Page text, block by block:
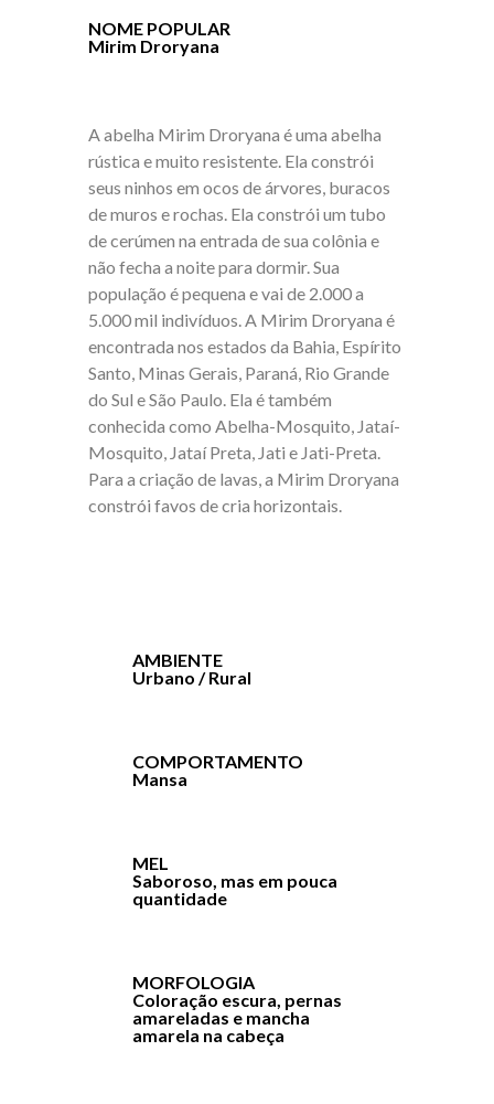
NOME POPULAR
Mirim Droryana
A abelha Mirim Droryana é uma abelha
rústica e muito resistente. Ela constrói
seus ninhos em ocos de árvores, buracos
de muros e rochas. Ela constrói um tubo
de cerúmen na entrada de sua colônia e
não fecha a noite para dormir. Sua
população é pequena e vai de 2.000 a
5.000 mil indivíduos. A Mirim Droryana é
encontrada nos estados da Bahia, Espírito
Santo, Minas Gerais, Paraná, Rio Grande
do Sul e São Paulo. Ela é também
conhecida como Abelha-Mosquito, Jataí-
Mosquito, Jataí Preta, Jati e Jati-Preta.
Para a criação de lavas, a Mirim Droryana
constrói favos de cria horizontais.
AMBIENTE
Urbano / Rural
COMPORTAMENTO
Mansa
MEL
Saboroso, mas em pouca
quantidade
MORFOLOGIA
Coloração escura, pernas
amareladas e mancha
amarela na cabeça